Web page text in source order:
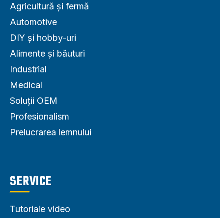
Agricultură și fermă
Automotive
DIY și hobby-uri
Alimente și băuturi
Industrial
Medical
Soluții OEM
Profesionalism
Prelucrarea lemnului
SERVICE
Tutoriale video